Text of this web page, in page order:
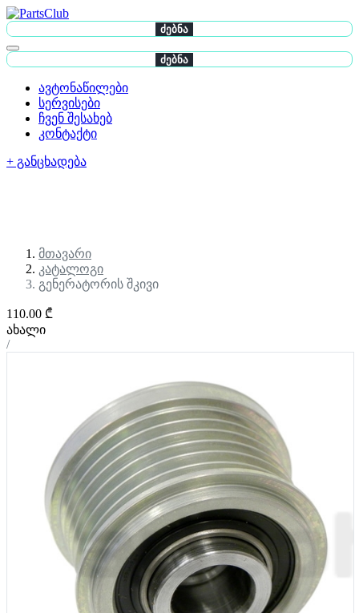
ძებნა
ძებნა
ავტონაწილები
სერვისები
ჩვენ შესახებ
კონტაქტი
+ განცხადება
მთავარი
კატალოგი
გენერატორის შკივი
110.00 ₾
ახალი
/